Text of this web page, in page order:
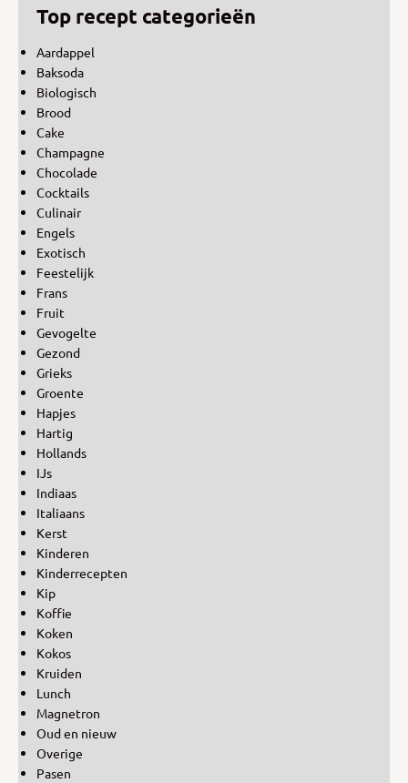
Top recept categorieën
Aardappel
Baksoda
Biologisch
Brood
Cake
Champagne
Chocolade
Cocktails
Culinair
Engels
Exotisch
Feestelijk
Frans
Fruit
Gevogelte
Gezond
Grieks
Groente
Hapjes
Hartig
Hollands
IJs
Indiaas
Italiaans
Kerst
Kinderen
Kinderrecepten
Kip
Koffie
Koken
Kokos
Kruiden
Lunch
Magnetron
Oud en nieuw
Overige
Pasen